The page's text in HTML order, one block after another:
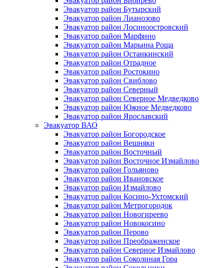
Эвакуатор район Бутырский
Эвакуатор район Лианозово
Эвакуатор район Лосиноостровский
Эвакуатор район Марфино
Эвакуатор район Марьина Роща
Эвакуатор район Останкинский
Эвакуатор район Отрадное
Эвакуатор район Ростокино
Эвакуатор район Свиблово
Эвакуатор район Северный
Эвакуатор район Северное Медведково
Эвакуатор район Южное Медведково
Эвакуатор район Ярославский
Эвакуатор ВАО
Эвакуатор район Богородское
Эвакуатор район Вешняки
Эвакуатор район Восточный
Эвакуатор район Восточное Измайлово
Эвакуатор район Гольяново
Эвакуатор район Ивановское
Эвакуатор район Измайлово
Эвакуатор район Косино-Ухтомский
Эвакуатор район Метрогородок
Эвакуатор район Новогиреево
Эвакуатор район Новокосино
Эвакуатор район Перово
Эвакуатор район Преображенское
Эвакуатор район Северное Измайлово
Эвакуатор район Соколиная Гора